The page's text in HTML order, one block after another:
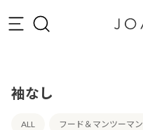
袖なし
ALL フード＆マンツーマン